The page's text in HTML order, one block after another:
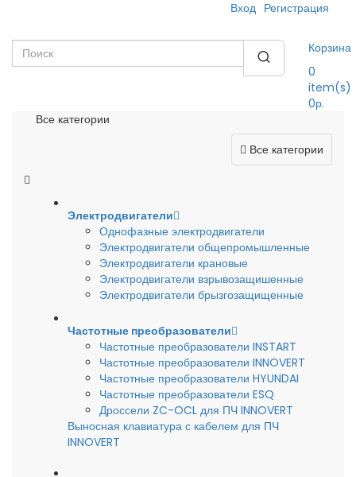
Вход Регистрация
Корзина
0
item(s)
0р.
Все категории
Все категории
Электродвигатели
Однофазные электродвигатели
Электродвигатели общепромышленные
Электродвигатели крановые
Электродвигатели взрывозащишенные
Электродвигатели брызгозащищенные
Частотные преобразователи
Частотные преобразователи INSTART
Частотные преобразователи INNOVERT
Частотные преобразователи HYUNDAI
Частотные преобразователи ESQ
Дроссели ZC-OCL для ПЧ INNOVERT
Выносная клавиатура с кабелем для ПЧ
INNOVERT